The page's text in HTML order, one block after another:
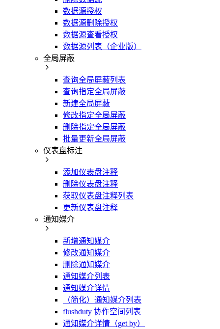
数据源授权
数据源删除授权
数据源查看授权
数据源列表（企业版）
全局屏蔽
查询全局屏蔽列表
查询指定全局屏蔽
新建全局屏蔽
修改指定全局屏蔽
删除指定全局屏蔽
批量更新全局屏蔽
仪表盘标注
添加仪表盘注释
删除仪表盘注释
获取仪表盘注释列表
更新仪表盘注释
通知媒介
新增通知媒介
修改通知媒介
删除通知媒介
通知媒介列表
通知媒介详情
（简化）通知媒介列表
flushduty 协作空间列表
通知媒介详情（get by）